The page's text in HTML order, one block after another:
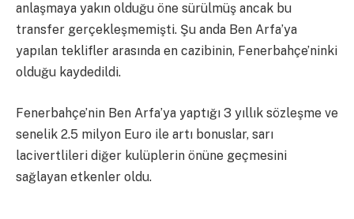
anlaşmaya yakın olduğu öne sürülmüş ancak bu
transfer gerçekleşmemişti. Şu anda Ben Arfa’ya
yapılan teklifler arasında en cazibinin, Fenerbahçe’ninki
olduğu kaydedildi.
Fenerbahçe’nin Ben Arfa’ya yaptığı 3 yıllık sözleşme ve
senelik 2.5 milyon Euro ile artı bonuslar, sarı
lacivertlileri diğer kulüplerin önüne geçmesini
sağlayan etkenler oldu.